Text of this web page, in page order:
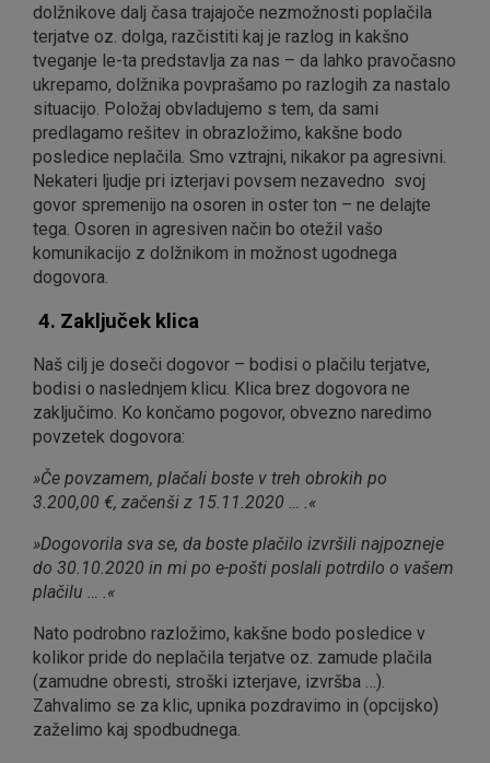
dolžnikove dalj časa trajajoče nezmožnosti poplačila
terjatve oz. dolga, razčistiti kaj je razlog in kakšno
tveganje le-ta predstavlja za nas – da lahko pravočasno
ukrepamo, dolžnika povprašamo po razlogih za nastalo
situacijo. Položaj obvladujemo s tem, da sami
predlagamo rešitev in obrazložimo, kakšne bodo
posledice neplačila. Smo vztrajni, nikakor pa agresivni.
Nekateri ljudje pri izterjavi povsem nezavedno svoj
govor spremenijo na osoren in oster ton – ne delajte
tega. Osoren in agresiven način bo otežil vašo
komunikacijo z dolžnikom in možnost ugodnega
dogovora.
4. Zaključek klica
Naš cilj je doseči dogovor – bodisi o plačilu terjatve,
bodisi o naslednjem klicu. Klica brez dogovora ne
zaključimo. Ko končamo pogovor, obvezno naredimo
povzetek dogovora:
»Če povzamem, plačali boste v treh obrokih po
3.200,00 €, začenši z 15.11.2020 … .«
»Dogovorila sva se, da boste plačilo izvršili najpozneje
do 30.10.2020 in mi po e-pošti poslali potrdilo o vašem
plačilu … .«
Nato podrobno razložimo, kakšne bodo posledice v
kolikor pride do neplačila terjatve oz. zamude plačila
(zamudne obresti, stroški izterjave, izvršba …).
Zahvalimo se za klic, upnika pozdravimo in (opcijsko)
zaželimo kaj spodbudnega.